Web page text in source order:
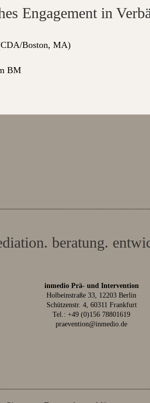
Engagement in
Boston, MA)
BM
beratung.
inmedio Prä- und Intervention
Holbeinstraße 33, 12203 Berlin
Schützenstr. 4, 60311 Frankfurt
Tel.:+49 (0)156 78801619
praevention@inmedio.de